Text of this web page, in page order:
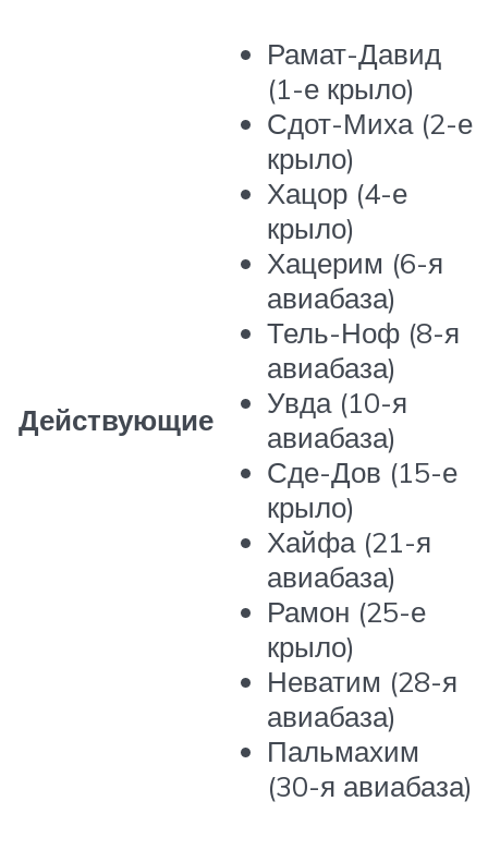
Действующие
Рамат-Давид
(1-е крыло)
Сдот-Миха (2-е
крыло)
Хацор (4-е
крыло)
Хацерим (6-я
авиабаза)
Тель-Ноф (8-я
авиабаза)
Увда (10-я
авиабаза)
Сде-Дов (15-е
крыло)
Хайфа (21-я
авиабаза)
Рамон (25-е
крыло)
Неватим (28-я
авиабаза)
Пальмахим
(30-я авиабаза)